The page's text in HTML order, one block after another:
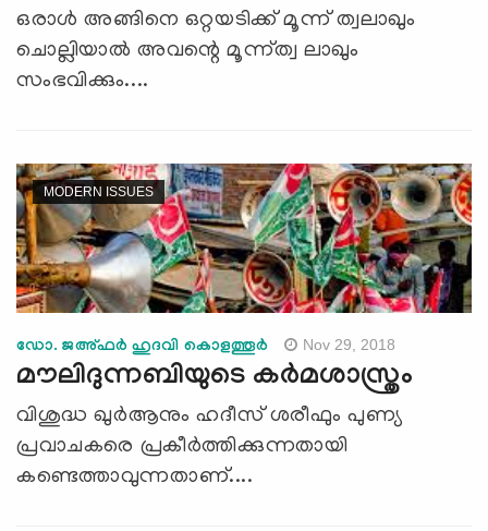
ഒരാള്‍ അങ്ങിനെ ഒറ്റയടിക്ക് മൂന്ന് ത്വലാഖും
ചൊല്ലിയാല്‍ അവന്റെ മൂന്ന്ത്വ ലാഖും
സംഭവിക്കും....
MODERN ISSUES
ഡോ. ജഅ്ഫര്‍ ഹുദവി കൊളത്തൂര്‍ Nov 29, 2018
മൗലിദുന്നബിയുടെ കര്‍മശാസ്ത്രം
വിശുദ്ധ ഖുര്‍ആനും ഹദീസ് ശരീഫും പുണ്യ
പ്രവാചകരെ പ്രകീര്‍ത്തിക്കുന്നതായി
കണ്ടെത്താവുന്നതാണ്....